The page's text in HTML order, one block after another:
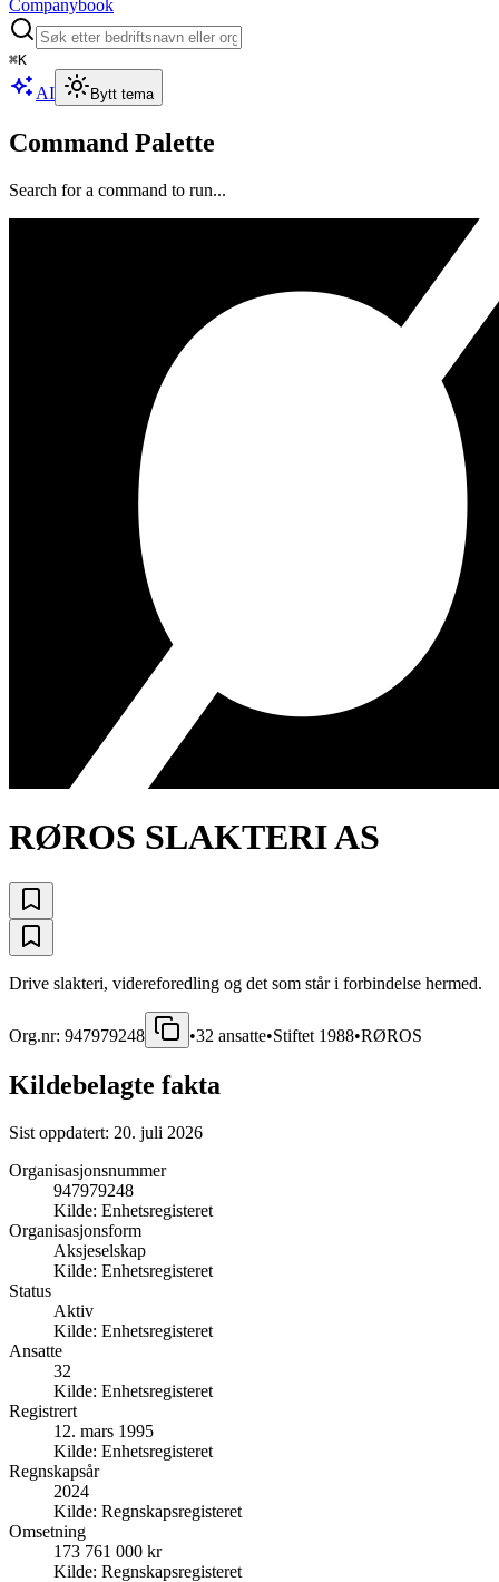
Companybook
⌘K
AI Bytt tema
Command Palette
Search for a command to run...
RØROS SLAKTERI AS
Drive slakteri, videreforedling og det som står i forbindelse hermed.
Org.nr: 947979248 •32 ansatte•Stiftet 1988•RØROS
Kildebelagte fakta
Sist oppdatert: 20. juli 2026
Organisasjonsnummer
947979248
Kilde: Enhetsregisteret
Organisasjonsform
Aksjeselskap
Kilde: Enhetsregisteret
Status
Aktiv
Kilde: Enhetsregisteret
Ansatte
32
Kilde: Enhetsregisteret
Registrert
12. mars 1995
Kilde: Enhetsregisteret
Regnskapsår
2024
Kilde: Regnskapsregisteret
Omsetning
173 761 000 kr
Kilde: Regnskapsregisteret